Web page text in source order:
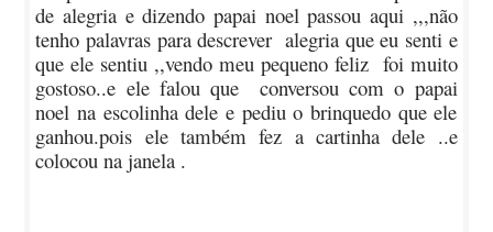
de alegria e dizendo papai noel passou aqui ,,,não
tenho palavras para descrever alegria que eu senti e
que ele sentiu ,,vendo meu pequeno feliz foi muito
gostoso..e ele falou que conversou com o papai
noel na escolinha dele e pediu o brinquedo que ele
ganhou.pois ele também fez a cartinha dele ..e
colocou na janela .